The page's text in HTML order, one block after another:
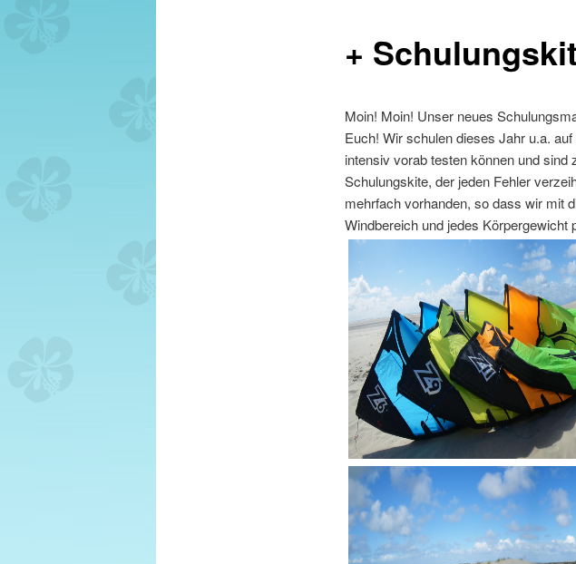
+
Moin! Moin! Unser neues
Euch! Wir schulen dieses Jahr u.a.
intensiv vorab testen können und
Schulungskite, der jeden Fehler
mehrfach vorhanden, so dass wir mit
Windbereich und jedes